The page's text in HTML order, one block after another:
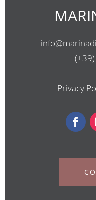
Privacy